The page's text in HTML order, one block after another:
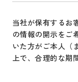
当社が保有するお
の情報の開示をご
いた方がご本人（
上で、合理的な期